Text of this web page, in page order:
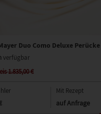
Duo Como Deluxe Perücke
verfügbar
1.835,00 €
Mit Rezept
auf Anfrage